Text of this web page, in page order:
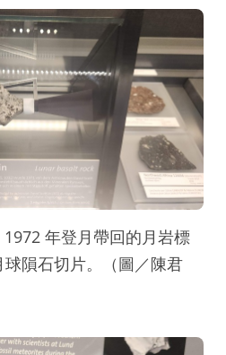
年登月帶回的月岩標
隕石切片。（圖／陳君